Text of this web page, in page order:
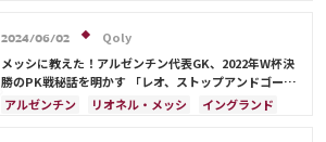
2024/06/02
Qoly
メッシに教えた！アルゼンチン代表GK、2022年W杯決
勝のPK戦秘話を明かす 「レオ、ストップアンドゴー
だ」
アルゼンチン リオネル・メッシ
イングランド